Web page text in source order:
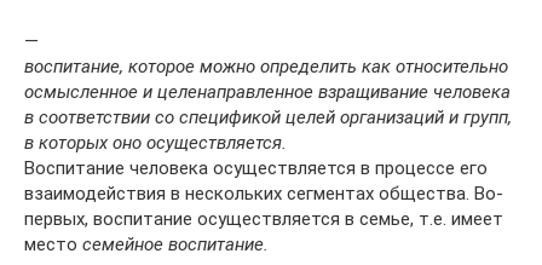
—
воспитание, которое можно определить как относительно
осмысленное и целенаправленное взращивание человека
в со­ответствии со спецификой целей организа­ций и групп,
в которых оно осуществляется.
Воспитание человека осуществляется в процессе его
взаимо­действия в нескольких сегментах общества. Во-
первых, воспитание осуществляется в семье, т.е. имеет
ме­сто семейное воспитание.